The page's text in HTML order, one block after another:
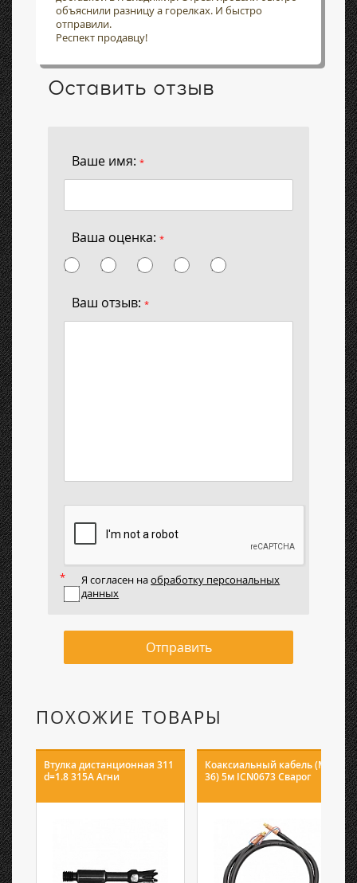
объяснили разницу а горелках. И быстро
отправили.
Респект продавцу!
Оставить отзыв
Ваше имя: *
Ваша оценка: *
Ваш отзыв: *
Я согласен наобработку персональных
данных
Отправить
ПОХОЖИЕ ТОВАРЫ
Втулка дистанционная 311
d=1.8 315А Агни
Коаксиальный кабель (MS
36) 5м ICN0673 Сварог